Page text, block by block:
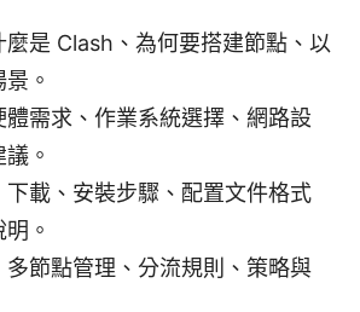
麼是 Clash、為何要搭建節點、以
。
需求、作業系統選擇、網路設
。
下載、安裝步驟、配置文件格式
。
多節點管理、分流規則、策略與